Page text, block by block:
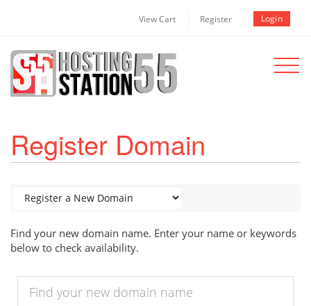
View Cart Register Login
Toggle
Register Domain
Find your new domain name. Enter your name or keywords
below to check availability.